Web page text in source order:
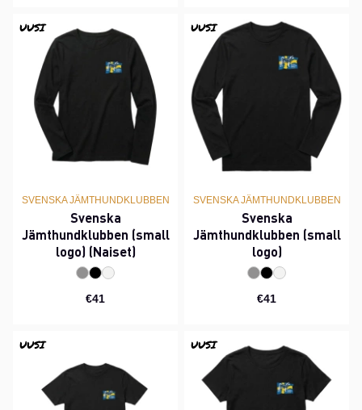
UUSI
SVENSKA JÄMTHUNDKLUBBEN
Svenska
Jämthundklubben (small
logo) (Naiset)
€41
UUSI
SVENSKA JÄMTHUNDKLUBBEN
Svenska
Jämthundklubben (small
logo)
€41
UUSI UUSI